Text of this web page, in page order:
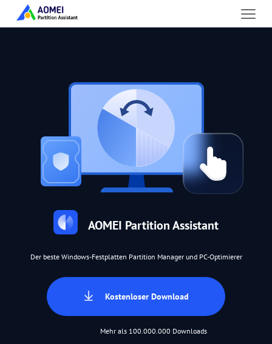
AOMEI Partition Assistant
Der beste Windows-Festplatten Partition Manager und PC-Optimierer
Kostenloser Download
Mehr als 100.000.000 Downloads